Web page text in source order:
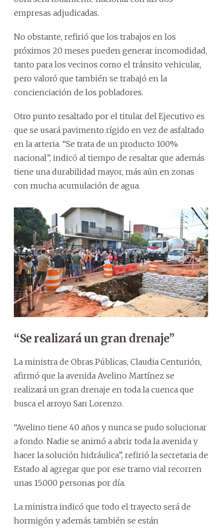
empresas adjudicadas.
No obstante, refirió que los trabajos en los
próximos 20 meses pueden generar incomodidad,
tanto para los vecinos como el tránsito vehicular,
pero valoró que también se trabajó en la
concienciación de los pobladores.
Otro punto resaltado por el titular del Ejecutivo es
que se usará pavimento rígido en vez de asfaltado
en la arteria. “Se trata de un producto 100%
nacional”, indicó al tiempo de resaltar que además
tiene una durabilidad mayor, más aún en zonas
con mucha acumulación de agua.
“Se realizará un gran drenaje”
La ministra de Obras Públicas, Claudia Centurión,
afirmó que la avenida Avelino Martínez se
realizará un gran drenaje en toda la cuenca que
busca el arroyo San Lorenzo.
“Avelino tiene 40 años y nunca se pudo solucionar
a fondo. Nadie se animó a abrir toda la avenida y
hacer la solución hidráulica”, refirió la secretaria de
Estado al agregar que por ese tramo vial recorren
unas 15.000 personas por día.
La ministra indicó que todo el trayecto será de
hormigón y además también se están